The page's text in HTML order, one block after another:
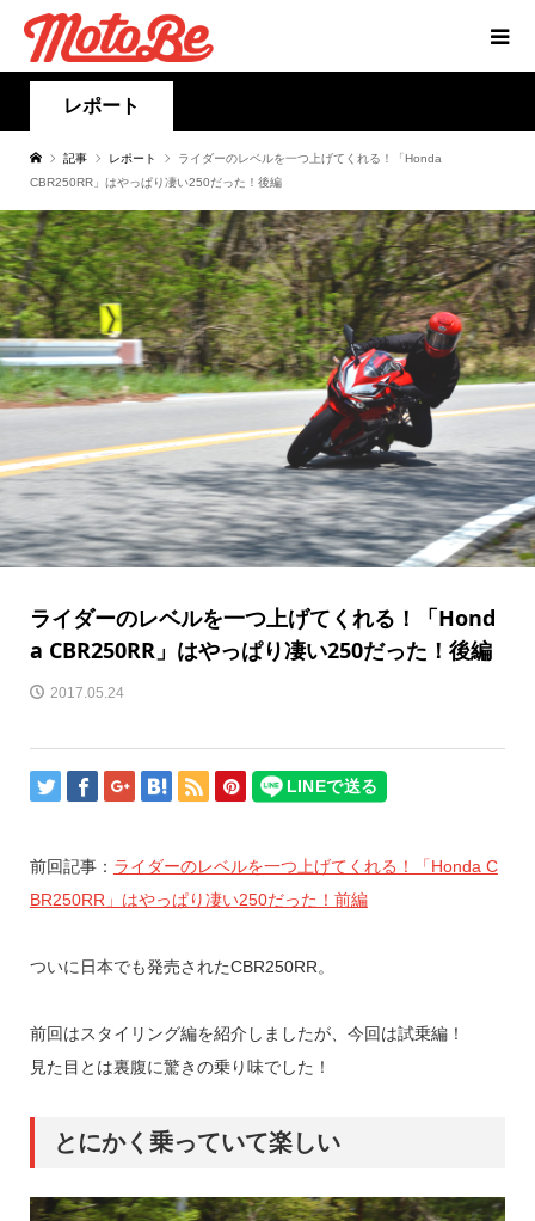
レポート
記事 レポート
ライダーのレベルを一つ上げてくれる！「Honda
CBR250RR」はやっぱり凄い250だった！後編
ライダーのレベルを一つ上げてくれる！「Hond
a CBR250RR」はやっぱり凄い250だった！後編
2017.05.24
前回記事： ライダーのレベルを一つ上げてくれる！「Honda C
BR250RR」はやっぱり凄い250だった！前編
ついに日本でも発売されたCBR250RR。
前回はスタイリング編を紹介しましたが、今回は試乗編！
見た目とは裏腹に驚きの乗り味でした！
とにかく乗っていて楽しい